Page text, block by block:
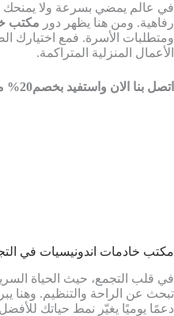
في عالم يمضي بسرعة ولا يمنحك
رفاهية. ومن هنا يظهر دور مكتب
ومتطلبات الأسرة. فمع اختيارك
الأعمال المنزلية المتراكمة.
اتصل بنا الان واستفيد بخصم20% من مكتب خادمات اندونيسيات في التجمع من شركة ار تي اس
مكتب خادمات اندونيسيات في
في قلب التجمع، حيث الحياة
تبحث عن الراحة والتنظيم. وهنا
دعمًا يوميًا يغيّر نمط حياتك